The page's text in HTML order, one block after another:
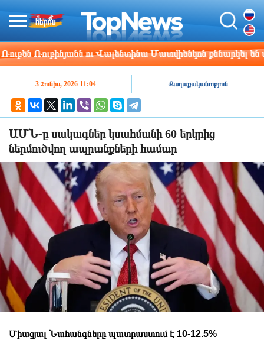
Ռուբինյանն ու Վալենտինա Մատվիենկոն քննարկել են
3 Հունիս, 2026 11:04 Քաղաքականություն
ԱՄՆ-ը սակագներ կսահմանի 60 երկրից
ներմուծվող ապրանքների համար
Միացյալ Նահանգները պատրաստում է 10-12.5% ​​